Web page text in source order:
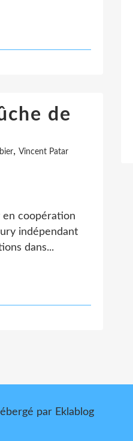
de
, Vincent Patar
en coopération
indépendant
dans...
par Eklablog